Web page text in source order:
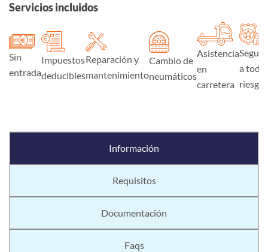
Servicios incluidos
Sin
entrada
Impuestos
deducibles
Reparación y
mantenimiento
Cambio de
neumáticos
Asistencia
en
carretera
Seguro
a todo
riesgo
Información
Requisitos
Documentación
Faqs